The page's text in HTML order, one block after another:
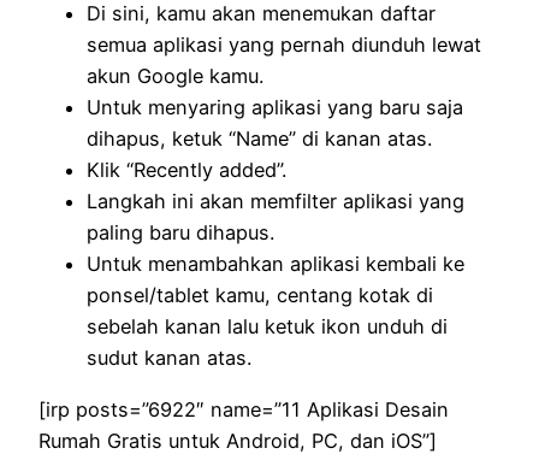
Di sini, kamu akan menemukan daftar
semua aplikasi yang pernah diunduh lewat
akun Google kamu.
Untuk menyaring aplikasi yang baru saja
dihapus, ketuk “Name” di kanan atas.
Klik “Recently added”.
Langkah ini akan memfilter aplikasi yang
paling baru dihapus.
Untuk menambahkan aplikasi kembali ke
ponsel/tablet kamu, centang kotak di
sebelah kanan lalu ketuk ikon unduh di
sudut kanan atas.
[irp posts=”6922″ name=”11 Aplikasi Desain
Rumah Gratis untuk Android, PC, dan iOS”]